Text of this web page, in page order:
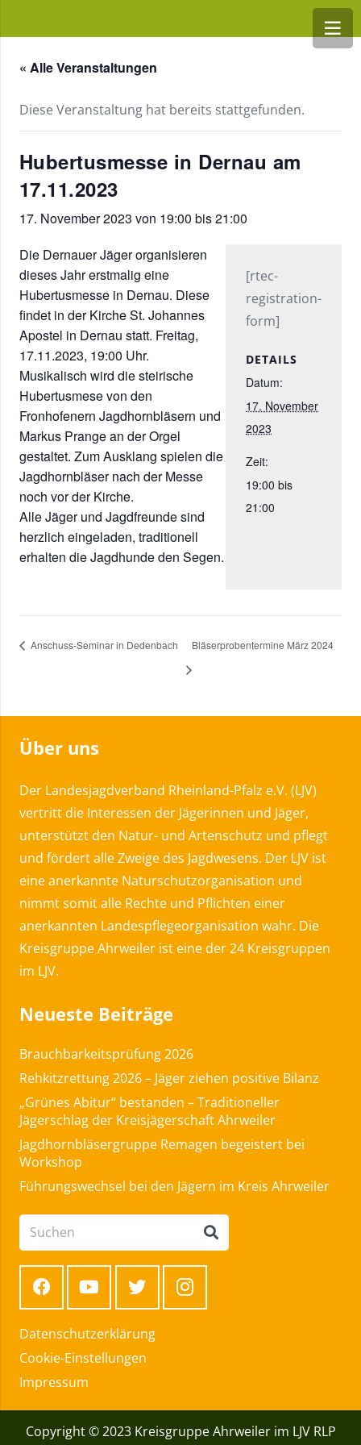
« Alle Veranstaltungen
Diese Veranstaltung hat bereits stattgefunden.
Hubertusmesse in Dernau am
17.11.2023
17. November 2023 von 19:00 bis21:00
Die Dernauer Jäger organisieren
dieses Jahr erstmalig eine
Hubertusmesse in Dernau. Diese
findet in der Kirche St. Johannes
Apostel in Dernau statt. Freitag,
17.11.2023, 19:00 Uhr.
Musikalisch wird die steirische
Hubertusmese von den
Fronhofenern Jagdhornbläsern und
Markus Prange an der Orgel
gestaltet. Zum Ausklang spielen die
Jagdhornbläser nach der Messe
noch vor der Kirche.
Alle Jäger und Jagdfreunde sind
herzlich eingeladen, traditionell
erhalten die Jagdhunde den Segen.
[rtec-
registration-
form]
DETAILS
Datum:
17. November
2023
Zeit:
19:00 bis
21:00
Anschuss-Seminar in Dedenbach Bläserprobentermine März 2024
Über uns
Der Landesjagdverband Rheinland-Pfalz e.V. (LJV)
vertritt die Interessen der Jägerinnen und Jäger,
unterstützt den Natur- und Artenschutz und pflegt
und fördert alle Zweige des Jagdwesens. Der LJV ist
eine anerkannte Naturschutzorganisation und
nimmt somit alle Rechte und Pflichten einer
anerkannten Landespflegeorganisation wahr. Die
Kreisgruppe Ahrweiler ist eine der 24 Kreisgruppen
im LJV.
Neueste Beiträge
Brauchbarkeitsprüfung 2026
Rehkitzrettung 2026 – Jäger ziehen positive Bilanz
„Grünes Abitur“ bestanden – Traditioneller
Jägerschlag der Kreisjägerschaft Ahrweiler
Jagdhornbläsergruppe Remagen begeistert bei
Workshop
Führungswechsel bei den Jägern im Kreis Ahrweiler
Datenschutzerklärung
Cookie-Einstellungen
Impressum
Copyright © 2023 Kreisgruppe Ahrweiler im LJV RLP